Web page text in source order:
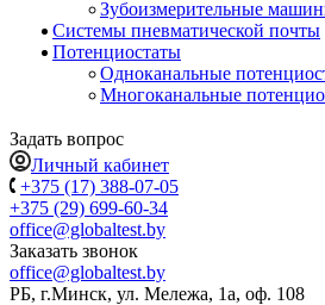
Зубоизмерительные
Системы пневматической почты
Потенциостаты
Одноканальные
Многоканальные
Задать вопрос
Личный кабинет
+375 (17) 388-07-05
+375 (29) 699-60-34
office@globaltest.by
Заказать звонок
office@globaltest.by
РБ, г.Минск, ул. Мележа, 1а, оф. 108